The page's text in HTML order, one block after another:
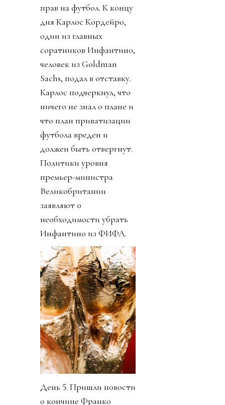
прав на футбол. К концу
дня Карлос Кордейро,
один из главных
соратников Инфантино,
человек из Goldman
Sachs, подал в отставку.
Карлос подчеркнул, что
ничего не знал о плане и
что план приватизации
футбола вреден и
должен быть отвергнут.
Политики уровня
премьер-министра
Великобритании
заявляют о
необходимости убрать
Инфантино из ФИФА.
День 5. Пришли новости
о кончине Франко